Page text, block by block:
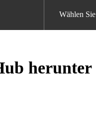
Wählen
herunter